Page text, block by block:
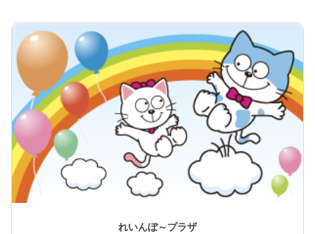
れいんぼ～プラザ